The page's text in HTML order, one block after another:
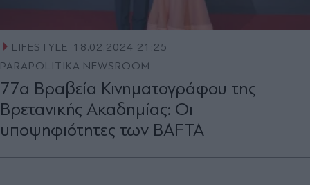
LIFESTYLE 18.02.2024 21:25
PARAPOLITIKA NEWSROOM
77α Βραβεία Κινηματογράφου της
Βρετανικής Ακαδημίας: Οι
υποψηφιότητες των BAFTA